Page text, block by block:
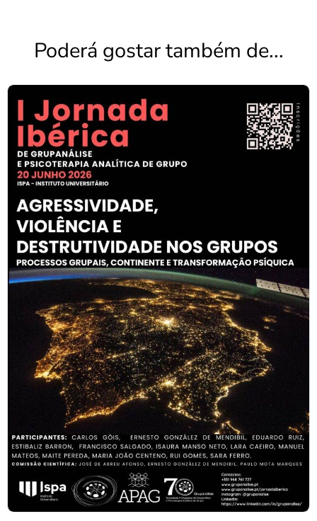
Poderá gostar também de...